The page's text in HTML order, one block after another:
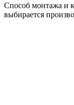
Способ монтажа и
выбирается